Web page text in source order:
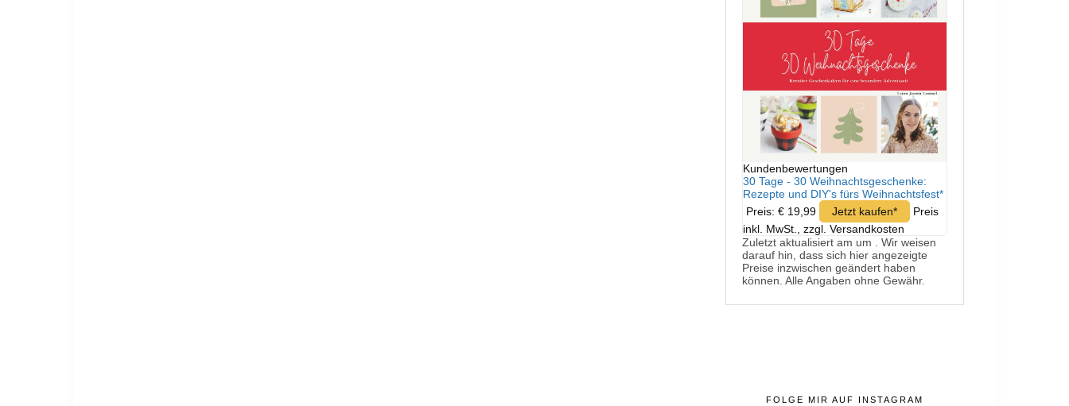
Kundenbewertungen
30 Tage - 30 Weihnachtsgeschenke:
Rezepte und DIY's fürs Weihnachtsfest*
Preis: € 19,99
Jetzt kaufen*
Preis
inkl. MwSt., zzgl. Versandkosten
Zuletzt aktualisiert am um . Wir weisen
darauf hin, dass sich hier angezeigte
Preise inzwischen geändert haben
können. Alle Angaben ohne Gewähr.
FOLGE MIR AUF INSTAGRAM